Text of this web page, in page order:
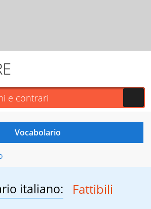
italiano: Fattibili